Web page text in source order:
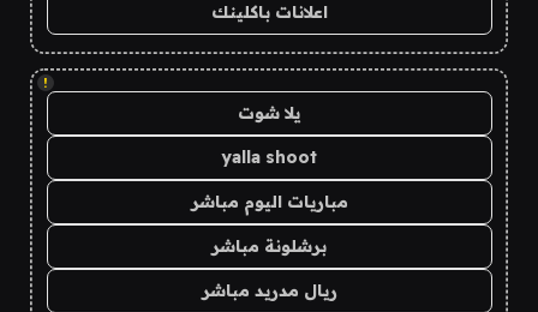
اعلانات باكلينك
!
يلا شوت
yalla shoot
مباريات اليوم مباشر
برشلونة مباشر
ريال مدريد مباشر